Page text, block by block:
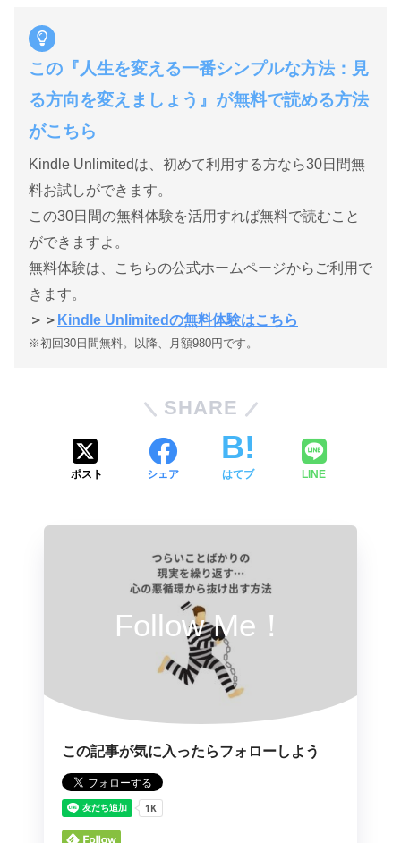
この『人生を変える一番シンプルな方法：見
る方向を変えましょう』が無料で読める方法
がこちら
Kindle Unlimitedは、初めて利用する方なら30日間無
料お試しができます。
この30日間の無料体験を活用すれば無料で読むこと
ができますよ。
無料体験は、こちらの公式ホームページからご利用で
きます。
＞＞ Kindle Unlimitedの無料体験はこちら
※初回30日間無料。以降、月額980円です。
SHARE
ポスト シェア はてブ LINE
Follow Me！
この記事が気に入ったらフォローしよう